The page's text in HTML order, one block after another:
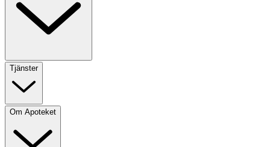
Tjänster
Om Apoteket